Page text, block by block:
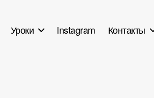
Уроки Instagram Контакты